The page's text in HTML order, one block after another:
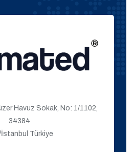
Havuz Sokak, No: 1/1102,
34384
İstanbul Türkiye